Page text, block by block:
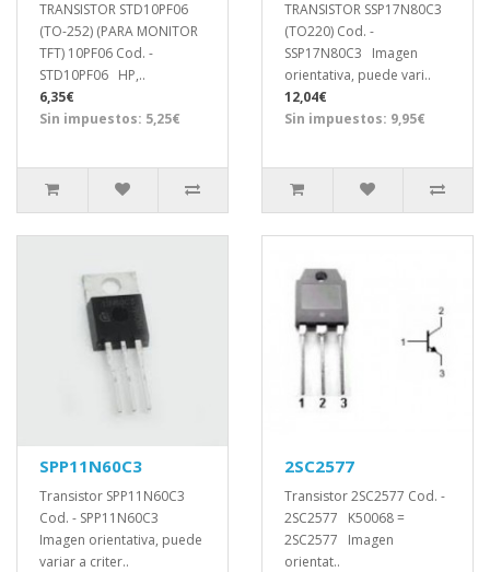
TRANSISTOR STD10PF06
(TO-252) (PARA MONITOR
TFT) 10PF06 Cod. -
STD10PF06 HP,..
6,35€
Sin impuestos: 5,25€
TRANSISTOR SSP17N80C3
(TO220) Cod. -
SSP17N80C3 Imagen
orientativa, puede vari..
12,04€
Sin impuestos: 9,95€
SPP11N60C3
Transistor SPP11N60C3
Cod. - SPP11N60C3
Imagen orientativa, puede
variar a criter..
2SC2577
Transistor 2SC2577 Cod. -
2SC2577 K50068 =
2SC2577 Imagen
orientat..